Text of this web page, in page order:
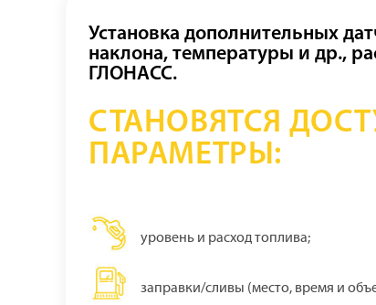
Установка дополнительных
наклона, температуры и др.,
ГЛОНАСС.
СТАНОВЯТСЯ
ПАРАМЕТРЫ:
уровень и расход топлива;
заправки/сливы (место, время и